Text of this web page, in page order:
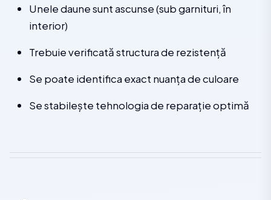
Unele daune sunt ascunse (sub garnituri, în
interior)
Trebuie verificată structura de rezistență
Se poate identifica exact nuanța de culoare
Se stabilește tehnologia de reparație optimă